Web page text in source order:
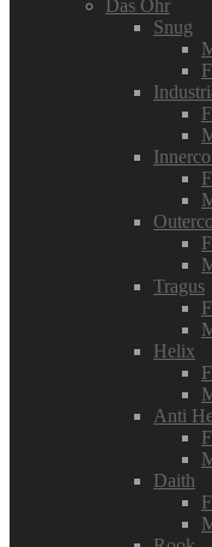
Das Ohr
Snug
Tragus
Helix
Anti
Daith